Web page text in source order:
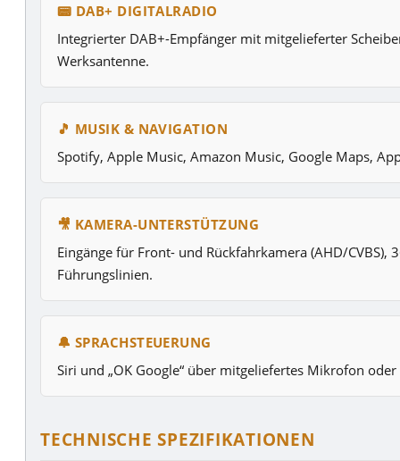
📟 DAB+ DIGITALRADIO
Integrierter DAB+-Empfänger mit mitgelieferter
Werksantenne.
🎵 MUSIK & NAVIGATION
Spotify, Apple Music, Amazon Music, Google Maps,
🎥 KAMERA-UNTERSTÜTZUNG
Eingänge für Front- und Rückfahrkamera (AHD/
Führungslinien.
🔔 SPRACHSTEUERUNG
Siri und „OK Google“ über mitgeliefertes Mikrofon
TECHNISCHE SPEZIFIKATIONEN